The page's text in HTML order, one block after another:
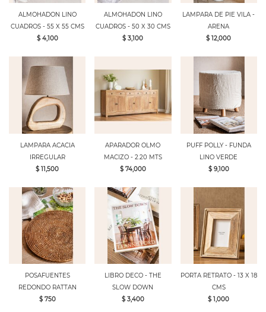
ALMOHADON LINO
CUADROS - 55 X 55 CMS
$ 4,100
ALMOHADON LINO
CUADROS - 50 X 30 CMS
$ 3,100
LAMPARA DE PIE VILA -
ARENA
$ 12,000
LAMPARA ACACIA
IRREGULAR
$ 11,500
APARADOR OLMO
MACIZO - 2.20 MTS
$ 74,000
PUFF POLLY - FUNDA
LINO VERDE
$ 9,100
POSAFUENTES
REDONDO RATTAN
$ 750
LIBRO DECO - THE
SLOW DOWN
$ 3,400
PORTA RETRATO - 13 X 18
CMS
$ 1,000